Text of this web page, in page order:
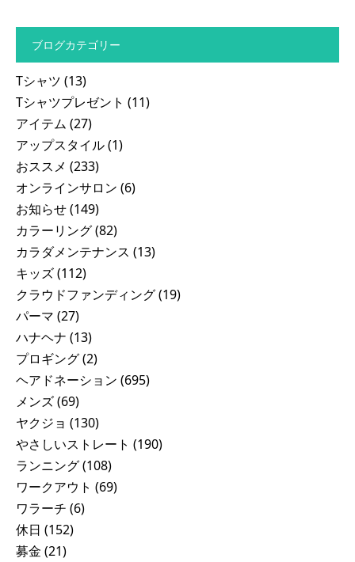
ブログカテゴリー
Tシャツ (13)
Tシャツプレゼント (11)
アイテム (27)
アップスタイル(1)
おススメ (233)
オンラインサロン (6)
お知らせ(149)
カラーリング(82)
カラダメンテナンス (13)
キッズ(112)
クラウドファンディング(19)
パーマ (27)
ハナヘナ (13)
プロギング(2)
ヘアドネーション (695)
メンズ(69)
ヤクジョ (130)
やさしいストレート (190)
ランニング(108)
ワークアウト (69)
ワラーチ (6)
休日 (152)
募金 (21)